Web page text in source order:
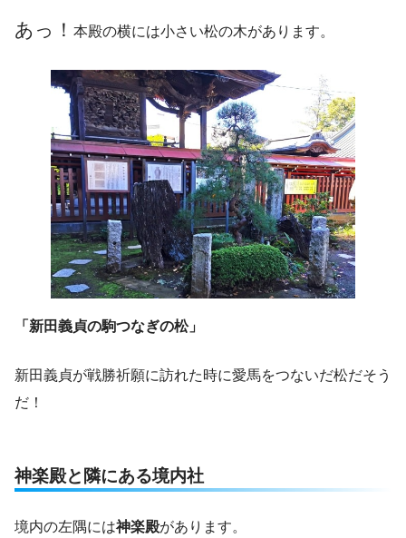
あっ！ 本殿の横には小さい松の木があります。
「新田義貞の駒つなぎの松」
新田義貞が戦勝祈願に訪れた時に愛馬をつないだ松だそう
だ！
神楽殿と隣にある境内社
境内の左隅には神楽殿があります。